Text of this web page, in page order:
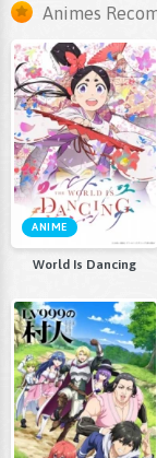
Animes
ANIME
World Is Dancing